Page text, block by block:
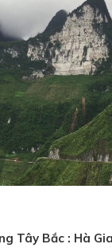
Tây Bắc : Hà